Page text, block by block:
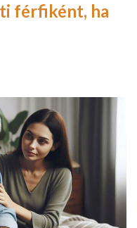
férfiként, ha